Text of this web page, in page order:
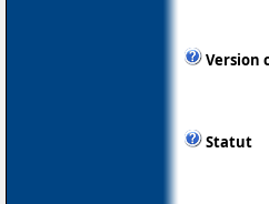
Version
Statut